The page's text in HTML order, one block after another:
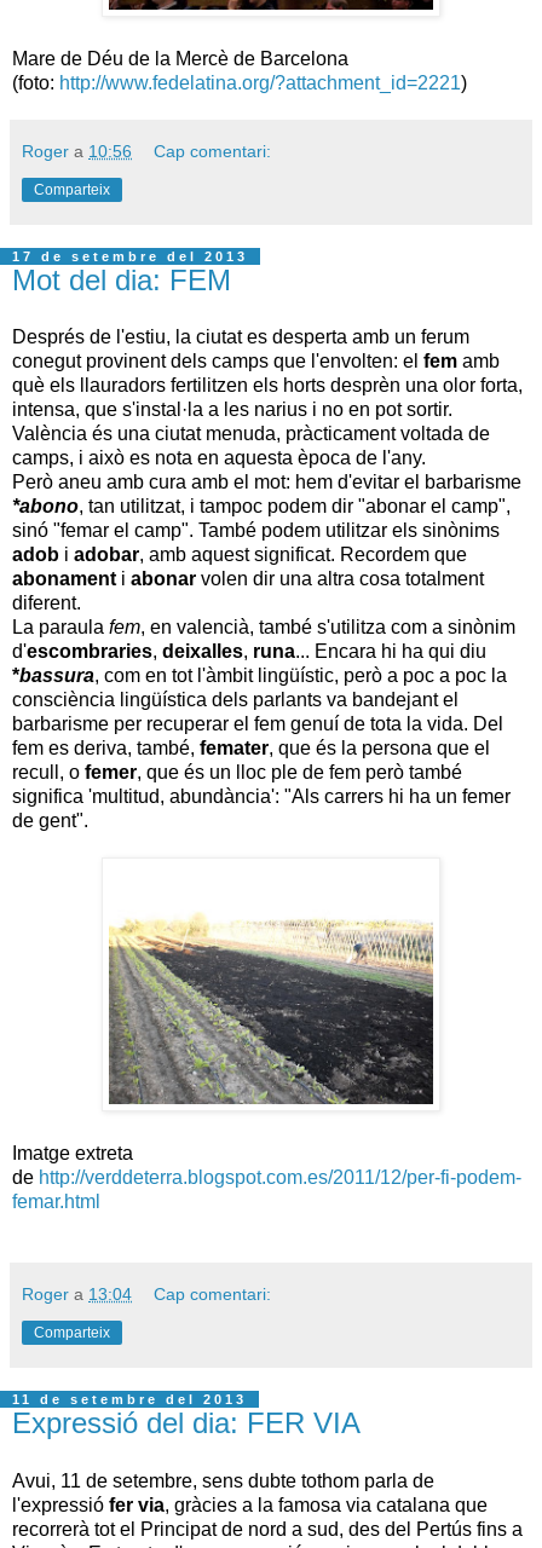
Mare de Déu de la Mercè de Barcelona
(foto: http://www.fedelatina.org/?attachment_id=2221)
Roger a 10:56 Cap comentari:
Comparteix
17 de setembre del 2013
Mot del dia: FEM
Després de l'estiu, la ciutat es desperta amb un ferum
conegut provinent dels camps que l'envolten: el fem amb
què els llauradors fertilitzen els horts desprèn una olor forta,
intensa, que s'instal·la a les narius i no en pot sortir.
València és una ciutat menuda, pràcticament voltada de
camps, i això es nota en aquesta època de l'any.
Però aneu amb cura amb el mot: hem d'evitar el barbarisme
*abono, tan utilitzat, i tampoc podem dir "abonar el camp",
sinó "femar el camp". També podem utilitzar els sinònims
adob i adobar, amb aquest significat. Recordem que
abonament i abonar volen dir una altra cosa totalment
diferent.
La paraula fem, en valencià, també s'utilitza com a sinònim
d'escombraries, deixalles, runa... Encara hi ha qui diu
*bassura, com en tot l'àmbit lingüístic, però a poc a poc la
consciència lingüística dels parlants va bandejant el
barbarisme per recuperar el fem genuí de tota la vida. Del
fem es deriva, també, femater, que és la persona que el
recull, o femer, que és un lloc ple de fem però també
significa 'multitud, abundància': "Als carrers hi ha un femer
de gent".
Imatge extreta
de http://verddeterra.blogspot.com.es/2011/12/per-fi-podem-
femar.html
Roger a 13:04 Cap comentari:
Comparteix
11 de setembre del 2013
Expressió del dia: FER VIA
Avui, 11 de setembre, sens dubte tothom parla de
l'expressió fer via, gràcies a la famosa via catalana que
recorrerà tot el Principat de nord a sud, des del Pertús fins a